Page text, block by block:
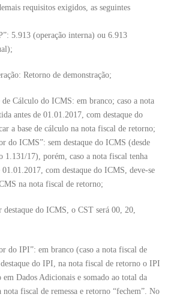
requisitos exigidos, as seguintes
5.913 (operação interna) ou 6.913
Retorno de demonstração;
Cálculo do ICMS: em branco; caso a nota
antes de 01.01.2017, com destaque do
a base de cálculo na nota fiscal de retorno;
do ICMS”: sem destaque do ICMS (desde
1.131/17), porém, caso a nota fiscal tenha
com destaque do ICMS, deve-se
na nota fiscal de retorno;
do ICMS, o CST será 00, 20,
do IPI”: em branco (caso a nota fiscal de
do IPI, na nota fiscal de retorno o IPI
Dados Adicionais e somado ao total da
nota fiscal de remessa e retorno “fechem”. No